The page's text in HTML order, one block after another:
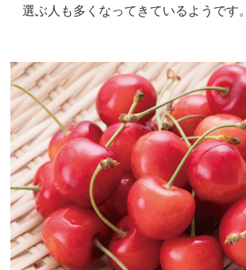
選ぶ人も多くなってきているようです。